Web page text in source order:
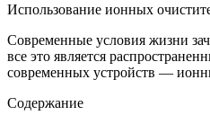
Использование ионных
Современные условия жизни
все это является
современных устройств —
Содержание